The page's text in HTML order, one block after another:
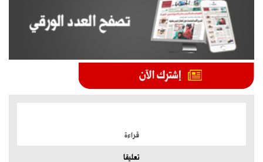
قراءة
تعليقا